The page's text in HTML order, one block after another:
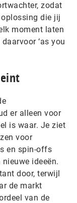
zodat
die jij
moment laten
‘as you
er alleen voor
is waar. Je ziet
voor
en spin-offs
ideeën.
door, terwijl
de markt
van de